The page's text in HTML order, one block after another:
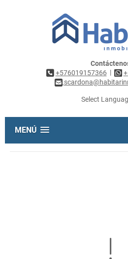
+576019157366 |
Select
MENÚ